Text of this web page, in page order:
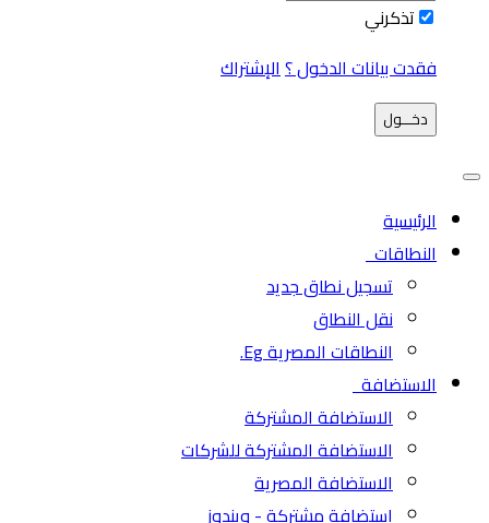
تذكرني
فقدت بيانات الدخول ؟الإشتراك
دخـــول
الرئيسية
النطاقات
تسجيل نطاق جديد
نقل النطاق
النطاقات المصرية Eg.
الاستضافة
الاستضافة المشتركة
الاستضافة المشتركة للشركات
الاستضافة المصرية
استضافة مشتركة - ويندوز